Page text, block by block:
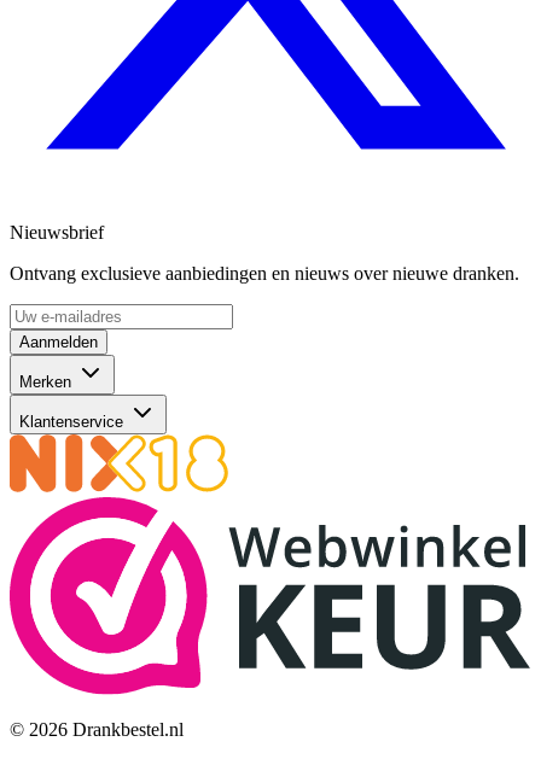
Nieuwsbrief
Ontvang exclusieve aanbiedingen en nieuws over nieuwe dranken.
Aanmelden
Merken
Klantenservice
© 2026 Drankbestel.nl